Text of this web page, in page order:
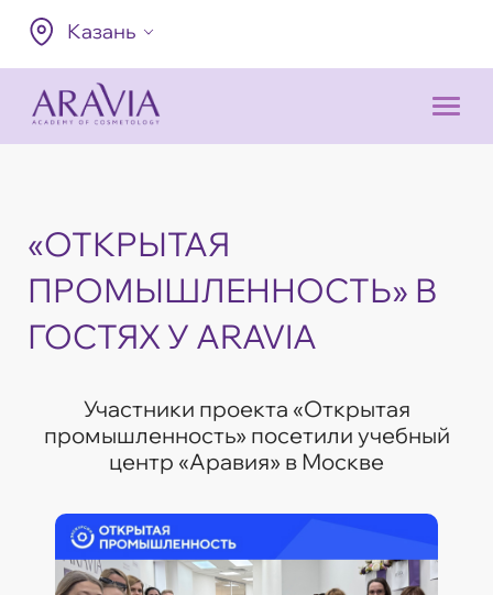
Казань
«ОТКРЫТАЯ
ПРОМЫШЛЕННОСТЬ» В
ГОСТЯХ У ARAVIA
Участники проекта «Открытая
промышленность» посетили учебный
центр «Аравия» в Москве